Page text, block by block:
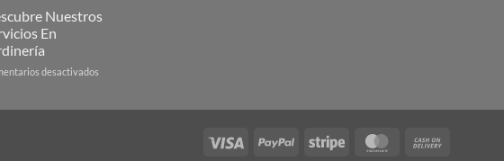
Jardín
Nuestros
En
desactivados
Visa PayPal Stripe MasterCard